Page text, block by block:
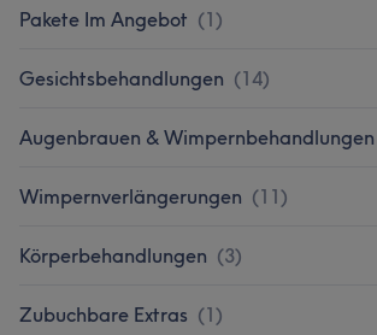
Pakete Im Angebot (1)
Gesichtsbehandlungen (14)
Augenbrauen & Wimpernbehandlungen
Wimpernverlängerungen (11)
Körperbehandlungen (3)
Zubuchbare Extras (1)